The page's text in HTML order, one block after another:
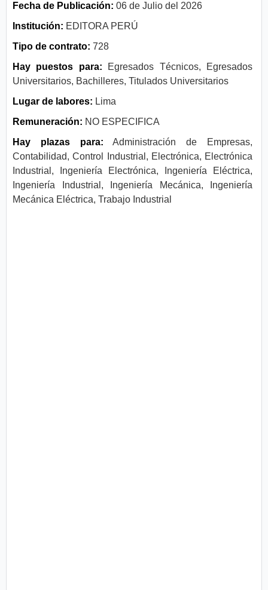
Fecha de Publicación: 06 de Julio del 2026
Institución: EDITORA PERÚ
Tipo de contrato: 728
Hay puestos para:
Egresados Técnicos, Egresados
Universitarios, Bachilleres, Titulados Universitarios
Lugar de labores: Lima
Remuneración: NO ESPECIFICA
Hay plazas para: Administración de Empresas,
Contabilidad, Control Industrial, Electrónica, Electrónica
Industrial, Ingeniería Electrónica, Ingeniería Eléctrica,
Ingeniería Industrial, Ingeniería Mecánica, Ingeniería
Mecánica Eléctrica, Trabajo Industrial